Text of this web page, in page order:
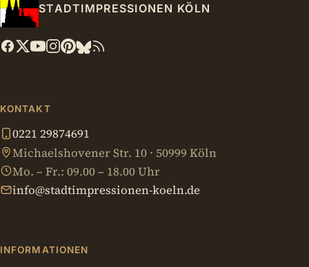
STADTIMPRESSIONEN KÖLN
KONTAKT
0221 29874691
Michaelshovener Str. 10 · 50999 Köln
Mo. – Fr.: 09.00 – 18.00 Uhr
info@stadtimpressionen-koeln.de
INFORMATIONEN